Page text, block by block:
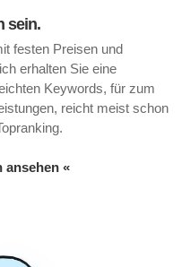
sein.
festen Preisen und
erhalten Sie eine
Keywords, für zum
reicht meist schon
ansehen «